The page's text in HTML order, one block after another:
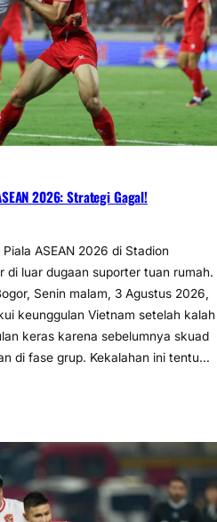
2026: Strategi Gagal!
ASEAN 2026 di Stadion
di luar dugaan suporter tuan rumah.
Senin malam, 3 Agustus 2026,
keunggulan Vietnam setelah kalah
keras karena sebelumnya skuad
di fase grup. Kekalahan ini tentu…